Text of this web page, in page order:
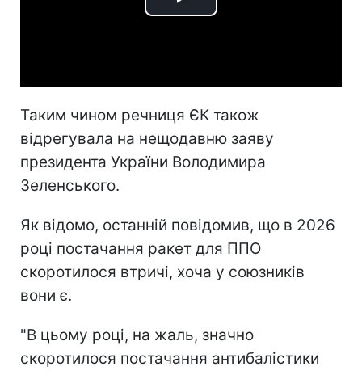
Play
Таким чином речниця ЄК також
відрегувала на нещодавню заяву
президента України Володимира
Зеленського.
Як відомо, останній повідомив, що в 2026
році постачання ракет для ППО
скоротилося втричі, хоча у союзників
вони є.
"В цьому році, на жаль, значно
скоротилося постачання антибалістики